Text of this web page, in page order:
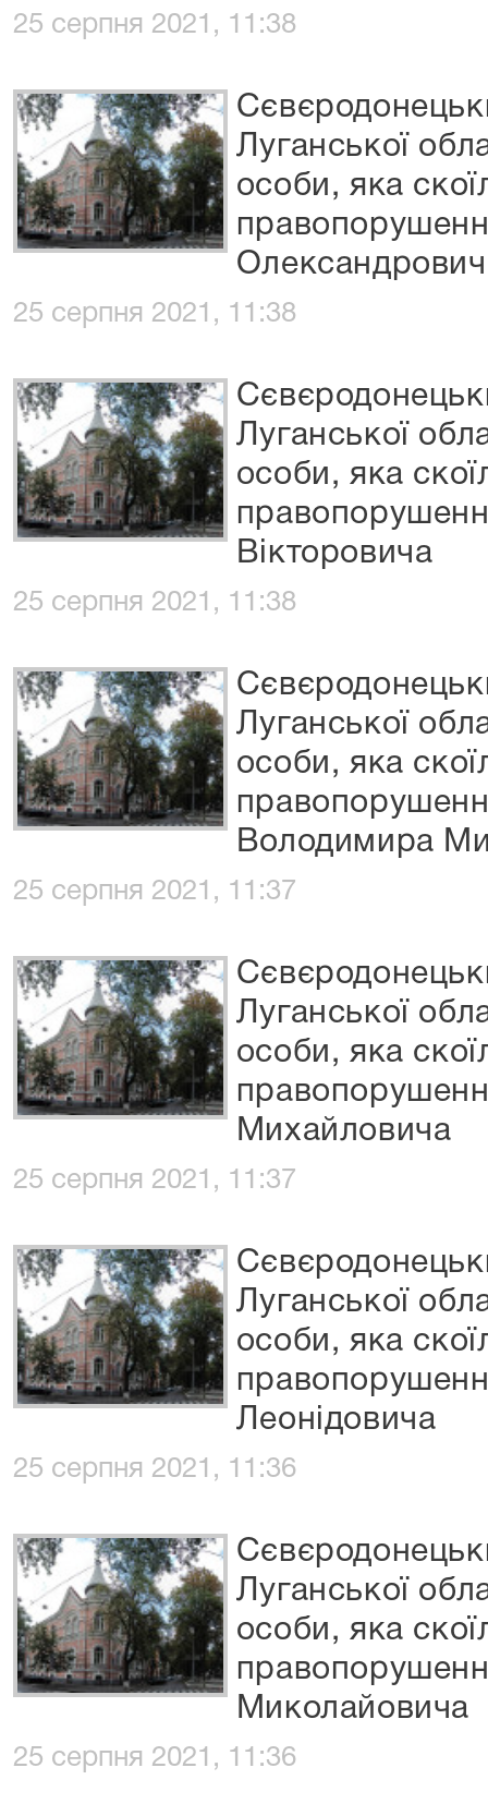
25 серпня 2021, 11:38
Луганської
особи, яка
25 серпня 2021, 11:38
Луганської
особи, яка
Вікторовича
25 серпня 2021, 11:38
Луганської
особи, яка
Володимира
25 серпня 2021, 11:37
Луганської
особи, яка
Михайловича
25 серпня 2021, 11:37
Луганської
особи, яка
Леонідовича
25 серпня 2021, 11:36
Луганської
особи, яка
Миколайовича
25 серпня 2021, 11:36